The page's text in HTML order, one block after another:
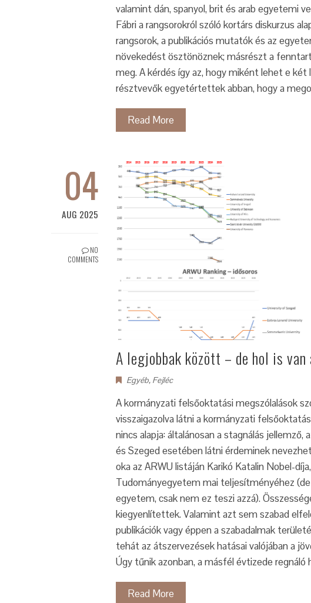
valamint dán, spanyol, brit és arab egyetemi
Fábri a rangsorokról szóló kortárs diskurzus
rangsorok, a publikációs mutatók és az
növekedést ösztönöznek; másrészt a
meg. A kérdés így az, hogy miként lehet e
résztvevők egyetértettek abban, hogy a
Read More
04
AUG 2025
NO
COMMENTS
A legjobbak között – de hol is van
Egyéb, Fejléc
A kormányzati felsőoktatási megszólalások
visszaigazolva látni a kormányzati
nincs alapja: általánosan a stagnálás
és Szeged esetében látni érdeminek
oka az ARWU listáján Karikó Katalin Nobel-
Tudományegyetem mai teljesítményéhez
egyetem, csak nem ez teszi azzá).
kiegyenlítettek. Valamint azt sem szabad
publikációk vagy éppen a szabadalmak
tehát az átszervezések hatásai valójában a
Úgy tűnik azonban, a másfél évtizede
Read More